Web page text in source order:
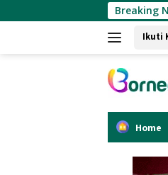
ke
Breaking
Ikuti
Home